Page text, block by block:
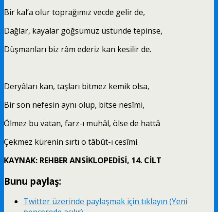
Bir kal’a olur toprağımız vecde gelir de,
Dağlar, kayalar göğsümüz üstünde tepinse,
Düşmanları biz râm ederiz kan kesilir de.
Deryâları kan, taşları bitmez kemik olsa,
Bir son nefesin aynı olup, bitse nesîmi,
Ölmez bu vatan, farz-ı muhâl, ölse de hattâ
Çekmez kürenin sırtı o tâbût-ı cesîmi.
KAYNAK: REHBER ANSİKLOPEDİSİ, 14. CİLT
Bunu paylaş:
Twitter üzerinde paylaşmak için tıklayın (Yeni